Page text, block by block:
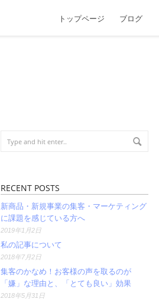
トップページ ブログ
RECENT POSTS
新商品・新規事業の集客・マーケティング
に課題を感じている方へ
2019年1月2日
私の記事について
2018年7月2日
集客のかなめ！お客様の声を取るのが
「嫌」な理由と、「とても良い」効果
2018年5月31日